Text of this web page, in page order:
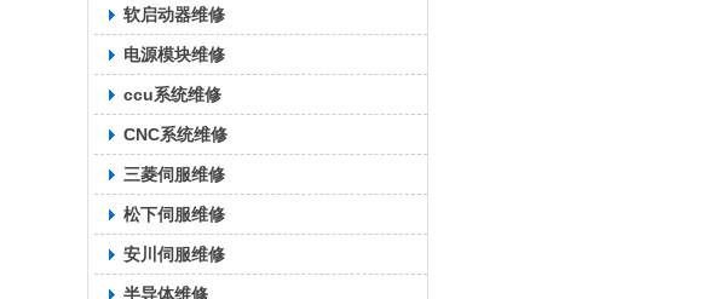
软启动器维修
电源模块维修
ccu系统维修
CNC系统维修
三菱伺服维修
松下伺服维修
安川伺服维修
半导体维修